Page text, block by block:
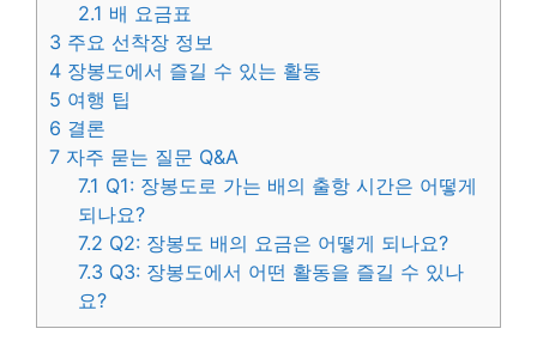
2.1 배 요금표
3 주요 선착장 정보
4 장봉도에서 즐길 수 있는 활동
5 여행 팁
6 결론
7 자주 묻는 질문 Q&A
7.1 Q1: 장봉도로 가는 배의 출항 시간은 어떻게
되나요?
7.2 Q2: 장봉도 배의 요금은 어떻게 되나요?
7.3 Q3: 장봉도에서 어떤 활동을 즐길 수 있나
요?